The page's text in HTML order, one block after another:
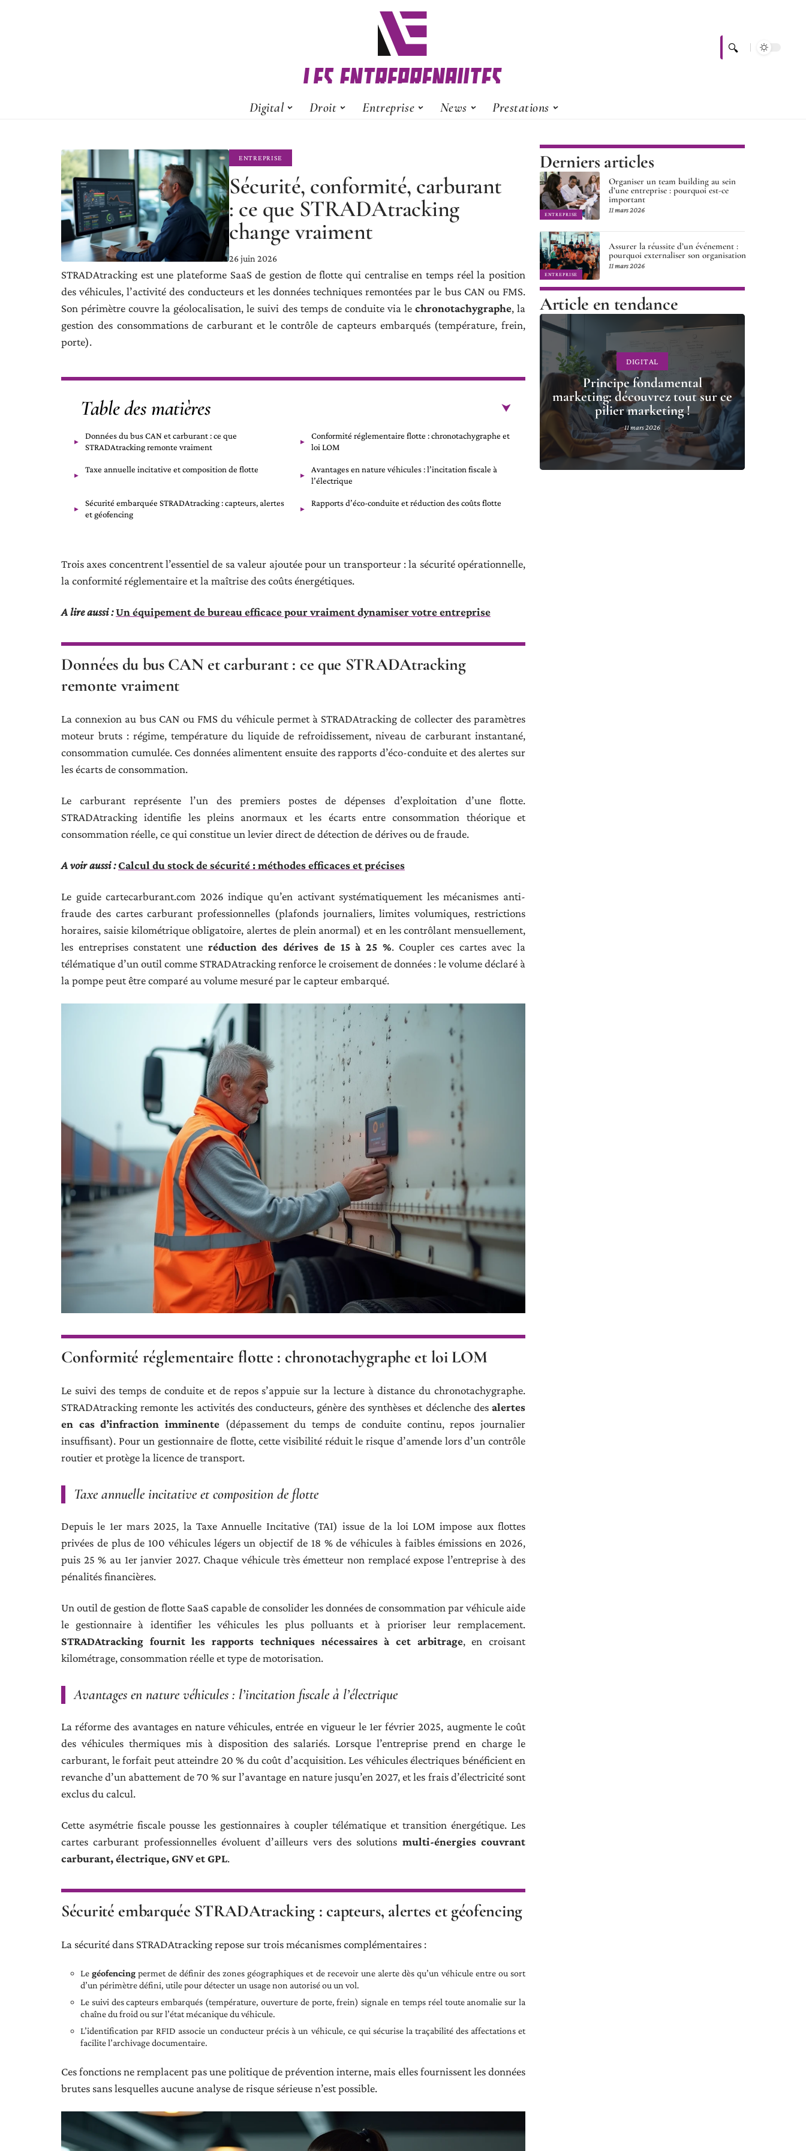
Digital Droit Entreprise News Prestations
ENTREPRISE
Sécurité, conformité, carburant
: ce que STRADAtracking
change vraiment
26 juin 2026
STRADAtracking est une plateforme SaaS de gestion de flotte qui centralise en temps réel la position
des véhicules, l’activité des conducteurs et les données techniques remontées par le bus CAN ou FMS.
Son périmètre couvre la géolocalisation, le suivi des temps de conduite via le chronotachygraphe, la
gestion des consommations de carburant et le contrôle de capteurs embarqués (température, frein,
porte).
Table des matières
Données du bus CAN et carburant : ce que
STRADAtracking remonte vraiment
Conformité réglementaire flotte : chronotachygraphe et
loi LOM
Taxe annuelle incitative et composition de flotte
Avantages en nature véhicules : l’incitation fiscale à
l’électrique
Sécurité embarquée STRADAtracking : capteurs, alertes
et géofencing
Rapports d’éco-conduite et réduction des coûts flotte
Trois axes concentrent l’essentiel de sa valeur ajoutée pour un transporteur : la sécurité opérationnelle,
la conformité réglementaire et la maîtrise des coûts énergétiques.
A lire aussi :Un équipement de bureau efficace pour vraiment dynamiser votre entreprise
Données du bus CAN et carburant : ce que STRADAtracking
remonte vraiment
La connexion au bus CAN ou FMS du véhicule permet à STRADAtracking de collecter des paramètres
moteur bruts : régime, température du liquide de refroidissement, niveau de carburant instantané,
consommation cumulée. Ces données alimentent ensuite des rapports d’éco-conduite et des alertes sur
les écarts de consommation.
Le carburant représente l’un des premiers postes de dépenses d’exploitation d’une flotte.
STRADAtracking identifie les pleins anormaux et les écarts entre consommation théorique et
consommation réelle, ce qui constitue un levier direct de détection de dérives ou de fraude.
A voir aussi :Calcul du stock de sécurité : méthodes efficaces et précises
Le guide cartecarburant.com 2026 indique qu’en activant systématiquement les mécanismes anti-
fraude des cartes carburant professionnelles (plafonds journaliers, limites volumiques, restrictions
horaires, saisie kilométrique obligatoire, alertes de plein anormal) et en les contrôlant mensuellement,
les entreprises constatent une réduction des dérives de 15 à 25 %. Coupler ces cartes avec la
télématique d’un outil comme STRADAtracking renforce le croisement de données : le volume déclaré à
la pompe peut être comparé au volume mesuré par le capteur embarqué.
Conformité réglementaire flotte : chronotachygraphe et loi LOM
Le suivi des temps de conduite et de repos s’appuie sur la lecture à distance du chronotachygraphe.
STRADAtracking remonte les activités des conducteurs, génère des synthèses et déclenche des alertes
en cas d’infraction imminente(dépassement du temps de conduite continu, repos journalier
insuffisant). Pour un gestionnaire de flotte, cette visibilité réduit le risque d’amende lors d’un contrôle
routier et protège la licence de transport.
Taxe annuelle incitative et composition de flotte
Depuis le 1er mars 2025, la Taxe Annuelle Incitative (TAI) issue de la loi LOM impose aux flottes
privées de plus de 100 véhicules légers un objectif de 18 % de véhicules à faibles émissions en 2026,
puis 25 % au 1er janvier 2027. Chaque véhicule très émetteur non remplacé expose l’entreprise à des
pénalités financières.
Un outil de gestion de flotte SaaS capable de consolider les données de consommation par véhicule aide
le gestionnaire à identifier les véhicules les plus polluants et à prioriser leur remplacement.
STRADAtracking fournit les rapports techniques nécessaires à cet arbitrage, en croisant
kilométrage, consommation réelle et type de motorisation.
Avantages en nature véhicules : l’incitation fiscale à l’électrique
La réforme des avantages en nature véhicules, entrée en vigueur le 1er février 2025, augmente le coût
des véhicules thermiques mis à disposition des salariés. Lorsque l’entreprise prend en charge le
carburant, le forfait peut atteindre 20 % du coût d’acquisition. Les véhicules électriques bénéficient en
revanche d’un abattement de 70 % sur l’avantage en nature jusqu’en 2027, et les frais d’électricité sont
exclus du calcul.
Cette asymétrie fiscale pousse les gestionnaires à coupler télématique et transition énergétique. Les
cartes carburant professionnelles évoluent d’ailleurs vers des solutions multi-énergies couvrant
carburant, électrique, GNV et GPL.
Sécurité embarquée STRADAtracking : capteurs, alertes et géofencing
La sécurité dans STRADAtracking repose sur trois mécanismes complémentaires :
Legéofencing permet de définir des zones géographiques et de recevoir une alerte dès qu’un véhicule entre ou sort
d’un périmètre défini, utile pour détecter un usage non autorisé ou un vol.
Le suivi des capteurs embarqués (température, ouverture de porte, frein) signale en temps réel toute anomalie sur la
chaîne du froid ou sur l’état mécanique du véhicule.
L’identification par RFID associe un conducteur précis à un véhicule, ce qui sécurise la traçabilité des affectations et
facilite l’archivage documentaire.
Ces fonctions ne remplacent pas une politique de prévention interne, mais elles fournissent les données
brutes sans lesquelles aucune analyse de risque sérieuse n’est possible.
Derniers articles
ENTREPRISE
Organiser un team building au sein
d’une entreprise : pourquoi est-ce
important
11 mars 2026
ENTREPRISE
Assurer la réussite d’un événement :
pourquoi externaliser son organisation
11 mars 2026
Article en tendance
DIGITAL
Principe fondamental
marketing: découvrez tout sur ce
pilier marketing !
11 mars 2026